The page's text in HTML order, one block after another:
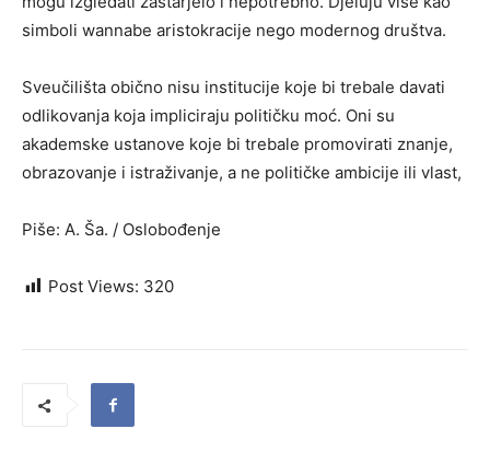
simboli wannabe aristokracije nego modernog društva.
Sveučilišta obično nisu institucije koje bi trebale davati
odlikovanja koja impliciraju političku moć. Oni su
akademske ustanove koje bi trebale promovirati znanje,
obrazovanje i istraživanje, a ne političke ambicije ili vlast,
Piše: A. Ša. / Oslobođenje
Post Views: 320